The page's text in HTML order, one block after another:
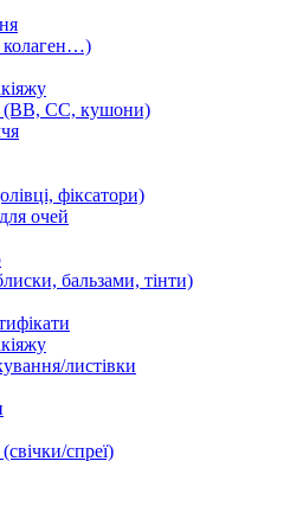
колаген…)
(BB, CC, кушони)
фіксатори)
очей
бальзами, тінти)
листівки
спреї)